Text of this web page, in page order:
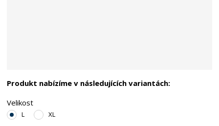
Produkt nabízíme v následujících variantách:
Velikost
L XL